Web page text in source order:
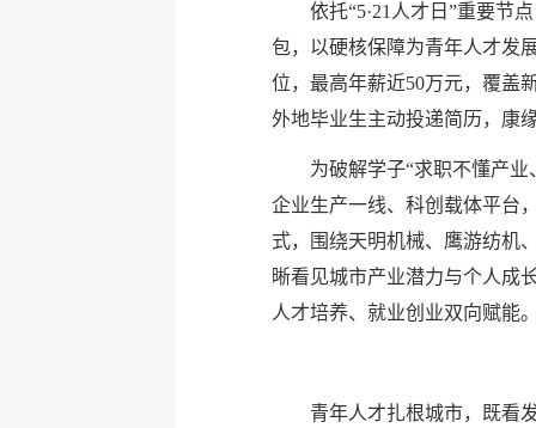
依托“5·21人才日”重要节
包，以硬核保障为青年人才发
位，最高年薪近50万元，覆盖
外地毕业生主动投递简历，康
为破解学子“求职不懂产
企业生产一线、科创载体平台
式，围绕天明机械、鹰游纺机
晰看见城市产业潜力与个人成
人才培养、就业创业双向赋能
青年人才扎根城市，既看